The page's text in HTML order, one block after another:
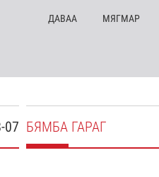
ДАВАА МЯГМАР
07 БЯМБА ГАРАГ